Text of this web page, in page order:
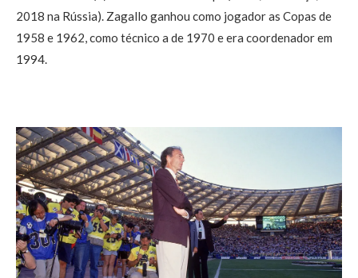
2018 na Rússia). Zagallo ganhou como jogador as Copas de
1958 e 1962, como técnico a de 1970 e era coordenador em
1994.